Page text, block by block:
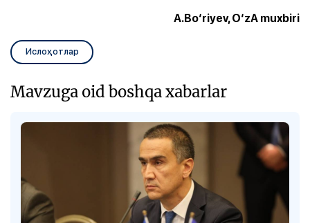
A.Bo‘riyev, O‘zA muxbiri
Ислоҳотлар
Mavzuga oid boshqa xabarlar